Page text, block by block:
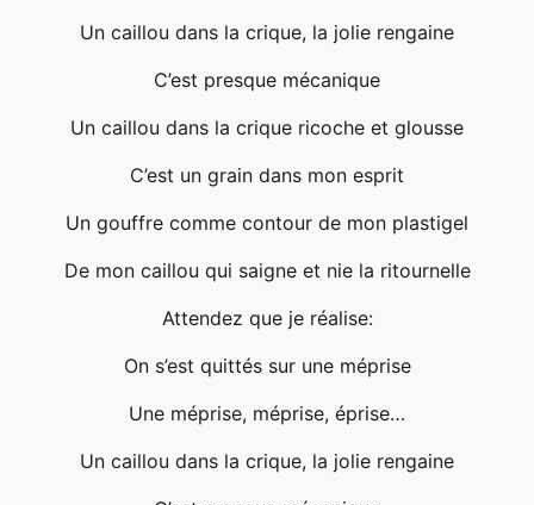
Un caillou dans la crique, la jolie rengaine
C’est presque mécanique
Un caillou dans la crique ricoche et glousse
C’est un grain dans mon esprit
Un gouffre comme contour de mon plastigel
De mon caillou qui saigne et nie la ritournelle
Attendez que je réalise:
On s’est quittés sur une méprise
Une méprise, méprise, éprise…
Un caillou dans la crique, la jolie rengaine